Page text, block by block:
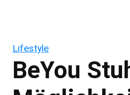
Lifestyle
BeYou